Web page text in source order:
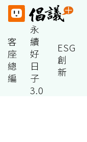
客
座
總
編
永
續
好
日
子
3.0
ESG
創
新